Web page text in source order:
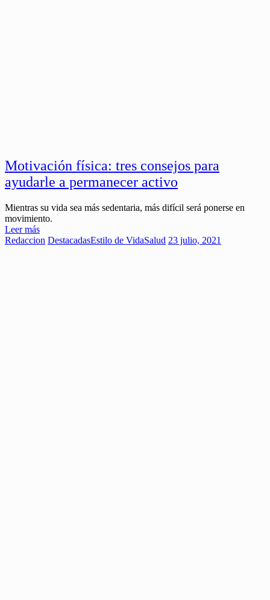
Motivación física: tres consejos para
ayudarle a permanecer activo
Mientras su vida sea más sedentaria, más difícil será ponerse en
movimiento.
Leer más
Redaccion DestacadasEstilo de VidaSalud 23 julio, 2021